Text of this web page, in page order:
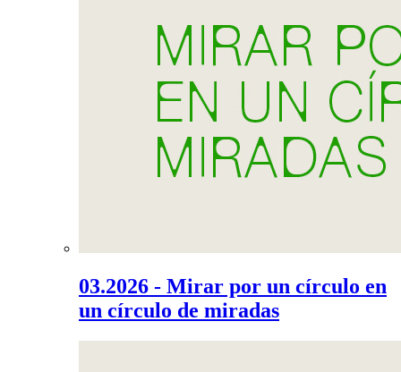
03.2026 - Mirar por un círculo en
un círculo de miradas